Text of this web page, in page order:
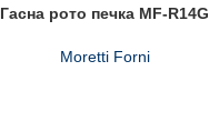
Гасна рото печка MF-R14G
Moretti Forni